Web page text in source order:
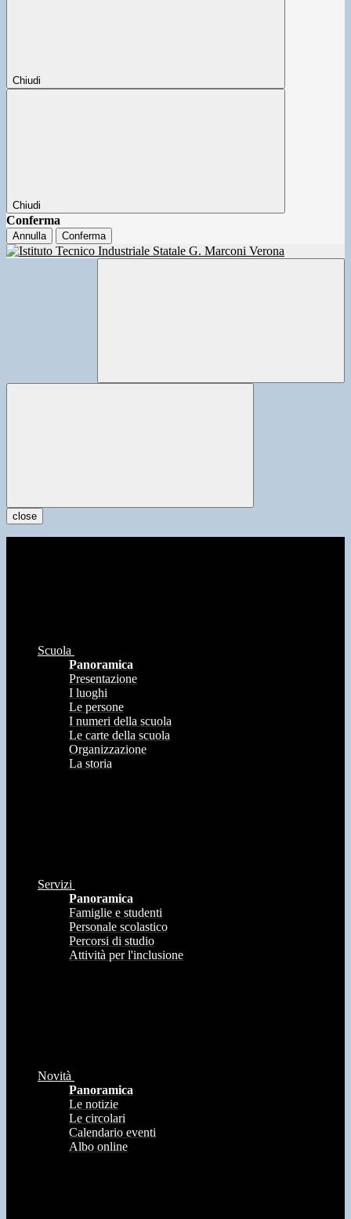
Chiudi
Chiudi
Conferma
Annulla Conferma
close
Scuola
Panoramica
Presentazione
I luoghi
Le persone
I numeri della scuola
Le carte della scuola
Organizzazione
La storia
Servizi
Panoramica
Famiglie e studenti
Personale scolastico
Percorsi di studio
Attività per l'inclusione
Novità
Panoramica
Le notizie
Le circolari
Calendario eventi
Albo online